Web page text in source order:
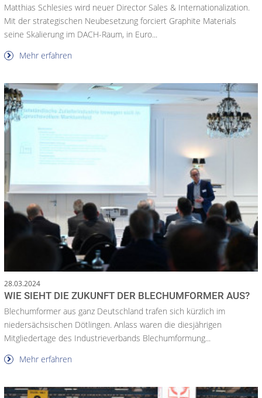
Matthias Schlesies wird neuer Director Sales & Internationalization.
Mit der strategischen Neubesetzung forciert Graphite Materials
seine Skalierung im DACH-Raum, in Euro...
Mehr erfahren
28.03.2024
WIE SIEHT DIE ZUKUNFT DER BLECHUMFORMER AUS?
Blechumformer aus ganz Deutschland trafen sich kürzlich im
niedersächsischen Dötlingen. Anlass waren die diesjährigen
Mitgliedertage des Industrieverbands Blechumformung...
Mehr erfahren